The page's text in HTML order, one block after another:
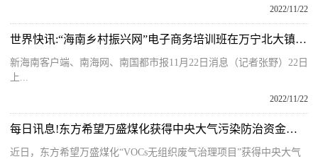
2022/11/22
世界快讯:“海南乡村振兴网”电子商务培训班在万宁北大镇开班
新海南客户端、南海网、南国都市报11月22日消息（记者张野）22日
上...
2022/11/22
每日讯息!东方希望万盛煤化获得中央大气污染防治资金奖励
近日，东方希望万盛煤化“VOCs无组织废气治理项目”获得中央大气